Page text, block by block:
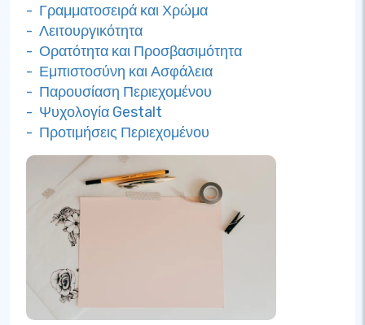
- Γραμματοσειρά και Χρώμα
- Λειτουργικότητα
- Ορατότητα και Προσβασιμότητα
- Εμπιστοσύνη και Ασφάλεια
- Παρουσίαση Περιεχομένου
- Ψυχολογία Gestalt
- Προτιμήσεις Περιεχομένου